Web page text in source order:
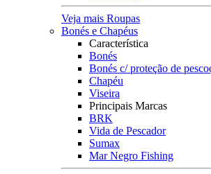
Veja mais Roupas
Bonés e Chapéus
Característica
Bonés
Bonés c/ proteção de
Chapéu
Viseira
Principais Marcas
BRK
Vida de Pescador
Sumax
Mar Negro Fishing